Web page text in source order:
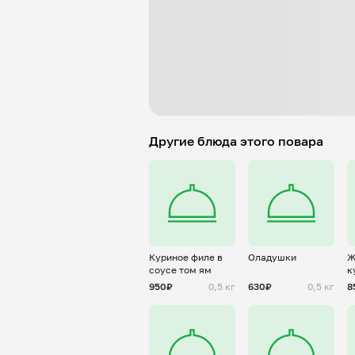
Другие блюда этого повара
Куриное филе в
соусе том ям
950₽
0,5 кг
Оладушки
630₽ 0,5 кг